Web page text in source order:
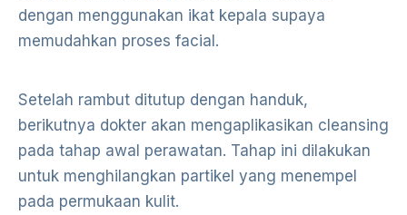
dengan menggunakan ikat kepala supaya
memudahkan proses facial.
Setelah rambut ditutup dengan handuk,
berikutnya dokter akan mengaplikasikan cleansing
pada tahap awal perawatan. Tahap ini dilakukan
untuk menghilangkan partikel yang menempel
pada permukaan kulit.